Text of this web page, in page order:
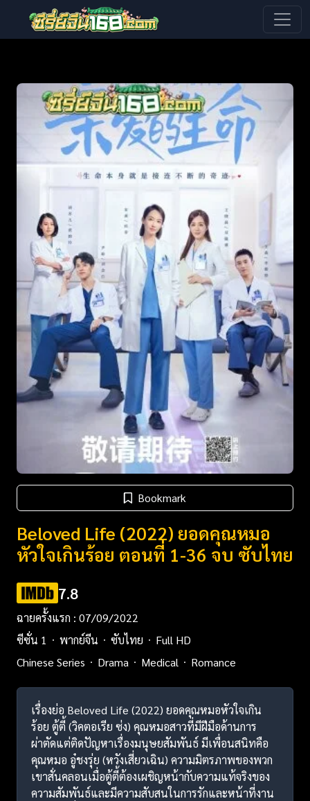
Bookmark
Beloved Life (2022) ยอดคุณหมอ
หัวใจเกินร้อย ตอนที่ 1-36 จบ ซับไทย
7.8
ฉายครั้งแรก : 07/09/2022
ซีซั่น 1
พากย์จีน ซับไทย
Full HD
Chinese Series
Drama Medical Romance
เรื่องย่อ Beloved Life (2022) ยอดคุณหมอหัวใจเกิน
ร้อย ตู้ตี้ (วิคตอเรีย ซ่ง) คุณหมอสาวที่มีฝีมือด้านการ
ผ่าตัดแต่ติดปัญหาเรื่องมนุษยสัมพันธ์ มีเพื่อนสนิทคือ
คุณหมอ อู๋ชงรุ่ย (หวังเสี่ยวเฉิน) ความมิตรภาพของพวก
เขาสั่นคลอนเมื่อตู้ตี้ต้องเผชิญหน้ากับความแท้จริงของ
ความสัมพันธ์และมีความสับสนในการรักและหน้าที่งาน